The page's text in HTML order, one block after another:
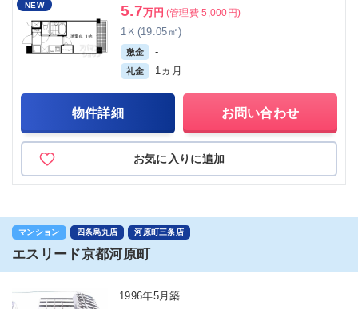
NEW 5.7万円 (管理費 5,000円)
1Ｋ(19.05㎡)
敷金 -
礼金 1ヵ月
物件詳細 お問い合わせ
お気に入りに追加
マンション 四条烏丸店 河原町三条店
エスリード京都河原町
1996年5月築